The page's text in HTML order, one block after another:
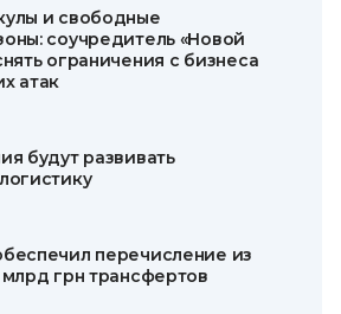
и свободные
соучредитель «Новой
ограничения с бизнеса
атак
будут развивать
перечисление из
грн трансфертов